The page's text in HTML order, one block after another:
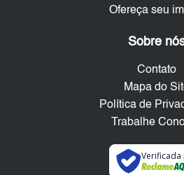
Ofereça seu
Sobre
Contato
Mapa do
Política de
Trabalhe
Verificada